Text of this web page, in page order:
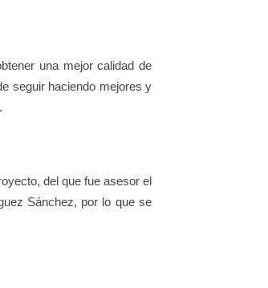
una mejor calidad de
seguir haciendo mejores y
del que fue asesor el
Sánchez, por lo que se